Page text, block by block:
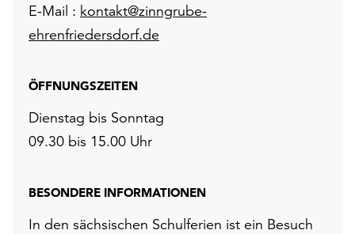
E-Mail : kontakt@zinngrube-
ehrenfriedersdorf.de
ÖFFNUNGSZEITEN
Dienstag bis Sonntag
09.30 bis 15.00 Uhr
BESONDERE INFORMATIONEN
In den sächsischen Schulferien ist ein Besuch